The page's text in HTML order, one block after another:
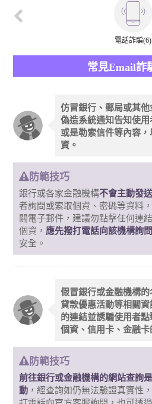
電話詐騙(6)
常見Email詐
仿冒銀行、郵局或其他
偽造系統通知告知使
或是勒索信件等內容
資。
防範技巧
銀行或各家金融機構不會主動發
者詢問或索取個資、密碼等資料
關電子郵件，建議勿點擊任何連
個資， 應先撥打電話向該機構詢問
安全。
假冒銀行或金融機構的
貸款優惠活動等相關
的連結並誘騙使用者
個資、信用卡、金融卡
防範技巧
前往銀行或金融機構的網站查詢
動 ，經查詢如仍無法驗證真實性